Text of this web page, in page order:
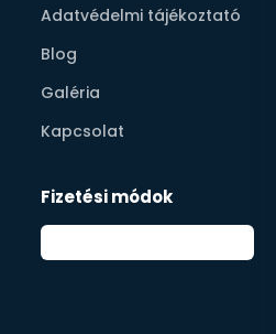
Adatvédelmi tájékoztató
Blog
Galéria
Kapcsolat
Fizetési módok